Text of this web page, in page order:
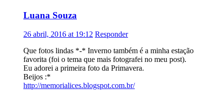
Luana Souza
26 abril, 2016 at 19:12 Responder
Que fotos lindas *-* Inverno também é a minha estação
favorita (foi o tema que mais fotografei no meu post).
Eu adorei a primeira foto da Primavera.
Beijos :*
http://memorialices.blogspot.com.br/